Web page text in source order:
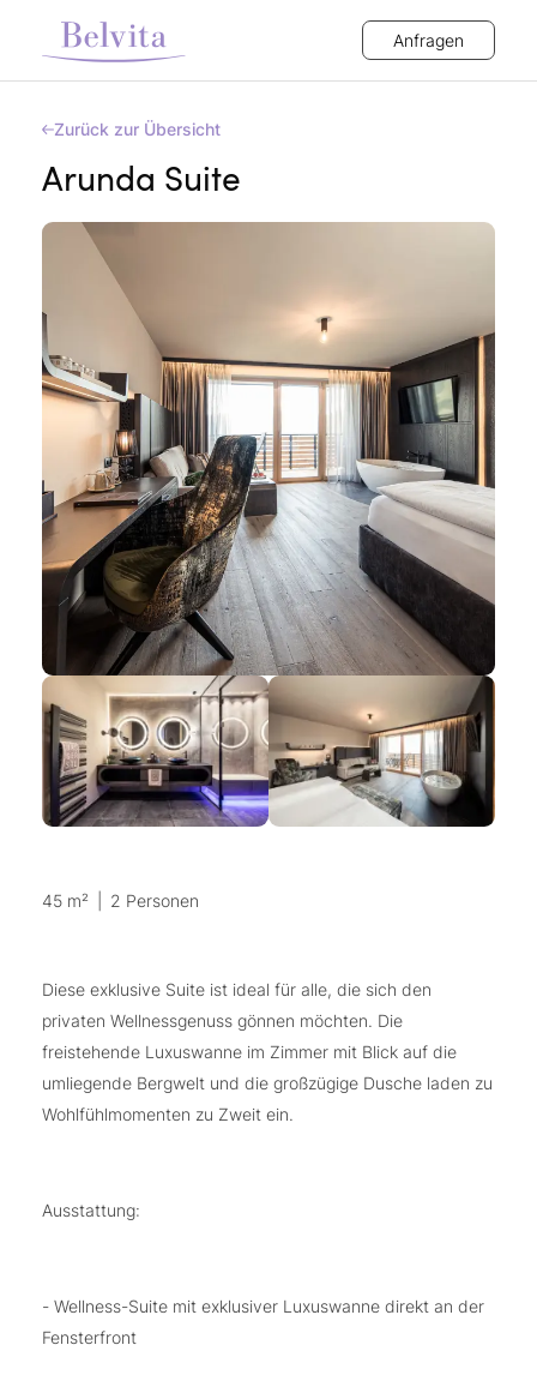
Anfragen
Zurück zur Übersicht
Arunda Suite
45 m² 2 Personen
Diese exklusive Suite ist ideal für alle, die sich den
privaten Wellnessgenuss gönnen möchten. Die
freistehende Luxuswanne im Zimmer mit Blick auf die
umliegende Bergwelt und die großzügige Dusche laden zu
Wohlfühlmomenten zu Zweit ein.
Ausstattung:
- Wellness-Suite mit exklusiver Luxuswanne direkt an der
Fensterfront